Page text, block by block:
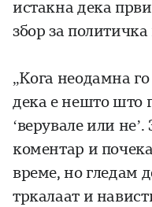
истакна дека
збор за
„Кога неодамна
дека е нешто што
‘верувале или
коментар и
време, но гледам
тркалаат и